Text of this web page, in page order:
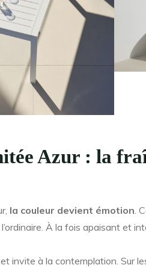
Azur : la
la couleur devient émotion.
À la fois apaisant et
invite à la contemplation. Sur